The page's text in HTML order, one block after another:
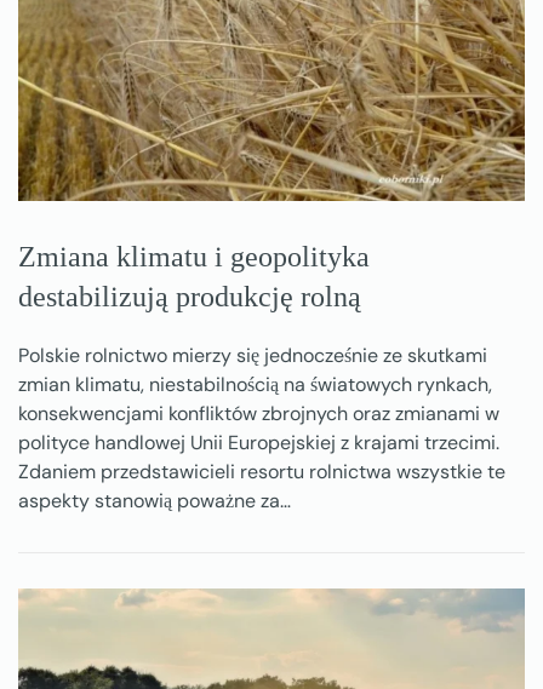
Zmiana klimatu i geopolityka
destabilizują produkcję rolną
Polskie rolnictwo mierzy się jednocześnie ze skutkami
zmian klimatu, niestabilnością na światowych rynkach,
konsekwencjami konfliktów zbrojnych oraz zmianami w
polityce handlowej Unii Europejskiej z krajami trzecimi.
Zdaniem przedstawicieli resortu rolnictwa wszystkie te
aspekty stanowią poważne za…